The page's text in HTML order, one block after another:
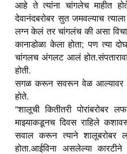
आहे ते त्यांना चांगलेच माहीत
देवानंदबरोबर सुत जमवल्याच त्याला
लग्न केलं तर चांगलंच की असा
कानाडोळा केला होता;पण त्या
चांगलच अंगलट आलं
होती.
सगळ करून सवरून वेळ आल्यावर
होते.
”शालूची कितीतरी पोरांबरोबर
माझ्याकडूनच दिवस राहिले
सवाल करून त्याने शालूबरोबर
होता.आईविना असलेल्या